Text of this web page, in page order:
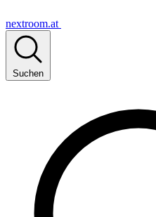
nextroom.at
Suchen